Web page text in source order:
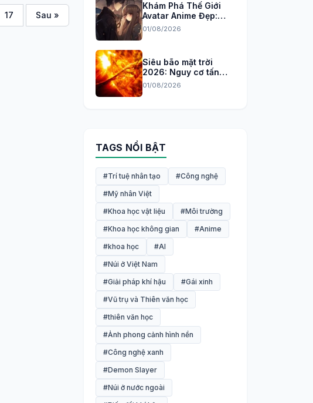
17 Sau »
Khám Phá Thế Giới
Avatar Anime Đẹp:
Tuyển Tập Hình Nền
01/08/2026
Siêu bão mặt trời
2026: Nguy cơ tấn
công Trái đất và cách
01/08/2026
TAGS NỔI BẬT
#Trí tuệ nhân tạo
#Công nghệ
#Mỹ nhân Việt
#Khoa học vật liệu
#Môi trường
#Khoa học không gian
#Anime
#khoa học
#AI
#Núi ở Việt Nam
#Giải pháp khí hậu
#Gái xinh
#Vũ trụ và Thiên văn học
#thiên văn học
#Ảnh phong cảnh hình nền
#Công nghệ xanh
#Demon Slayer
#Núi ở nước ngoài